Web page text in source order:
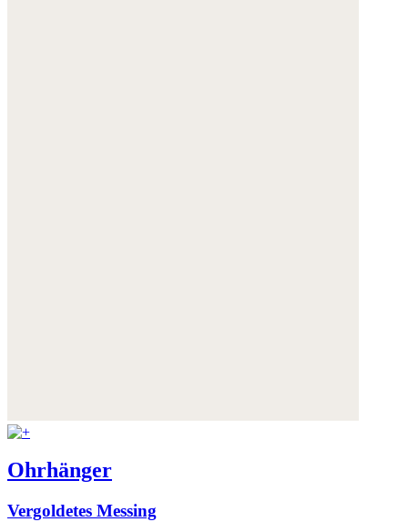
Ohrhänger
Vergoldetes Messing